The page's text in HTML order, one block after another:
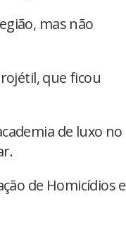
mas não
que ficou
de luxo no
de Homicídios e